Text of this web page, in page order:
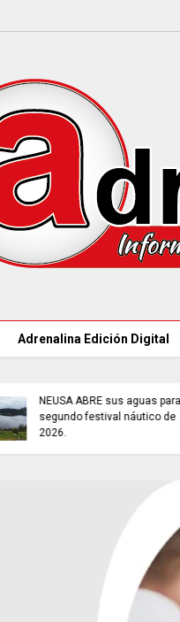
Adrenalina Edición Digital
ARTISTAS CON
Elio Roca / Te necesito
amor te necesito